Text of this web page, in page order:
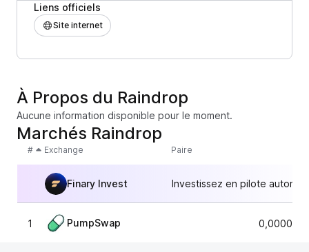
Liens officiels
Site internet
À Propos du Raindrop
Aucune information disponible pour le moment.
Marchés Raindrop
# Exchange Paire
Finary Invest Investissez en pilote
1 PumpSwap